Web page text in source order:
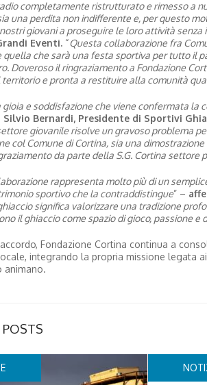
completamente ristrutturato e rimesso a
una perdita non indifferente e, per questo
giovani a proseguire le loro attività senza
Eventi.“Questa collaborazione fra
quella che sarà una festa sportiva per tutto il
Doveroso il ringraziamento a Fondazione
territorio e pronta a restituire alla comunità
gioia e soddisfazione che viene confermata la
Bernardi, Presidente di Sportivi
giovanile risolve un gravoso problema
col Comune di Cortina, sia una
da parte della S.G. Cortina
rappresenta molto più di un
sportivo che la contraddistingue” –
significa valorizzare una tradizione
il ghiaccio come spazio di gioco, passione e
Fondazione Cortina continua a
integrando la propria missione legata
animano.